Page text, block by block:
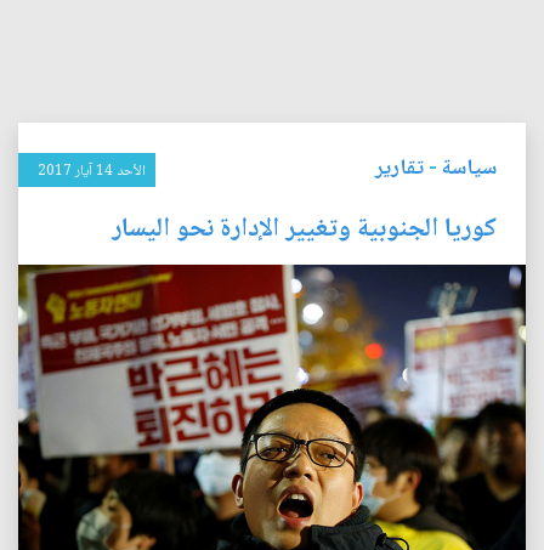
سياسة-تقارير الأحد 14 آيار 2017
كوريا الجنوبية وتغيير الإدارة نحو اليسار